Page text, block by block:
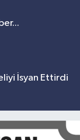
İsyan Ettirdi